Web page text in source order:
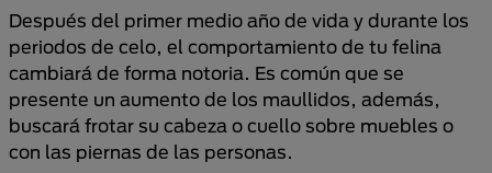
Después del primer medio año de vida y durante los
periodos de celo, el comportamiento de tu felina
cambiará de forma notoria. Es común que se
presente un aumento de los maullidos, además,
buscará frotar su cabeza o cuello sobre muebles o
con las piernas de las personas.